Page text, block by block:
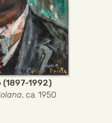
(1897-1992)
, ca. 1950